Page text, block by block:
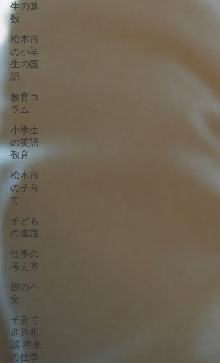
生の算
数
松本市
の小学
生の国
語
教育コ
ラム
小学生
の英語
教育
松本市
の子育
て
子ども
の進路
仕事の
考え方
親の不
安
子育て
進路相
談 将来
の仕事